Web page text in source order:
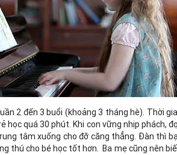
2 đến 3 buổi (khoảng 3 tháng hè). Thời
học quá 30 phút. Khi con vững nhịp phách,
tâm xuống cho đỡ căng thẳng. Đàn thì
thú cho bé học tốt hơn. Ba mẹ cũng nên